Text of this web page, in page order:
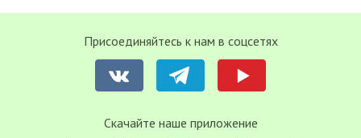
Присоединяйтесь к нам в соцсетях
Cкачайте наше приложение